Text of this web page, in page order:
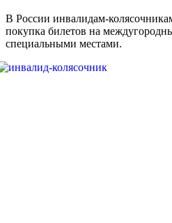
В России инвалидам-
покупка билетов на
специальными местами.